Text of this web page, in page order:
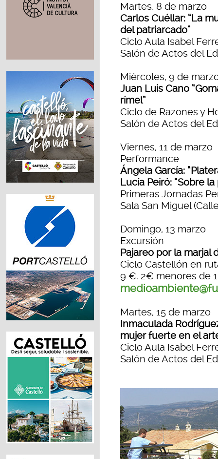
Martes, 8 de marzo
Carlos Cuéllar: “La
del patriarcado”
Ciclo Aula Isabel
Salón de Actos del
Miércoles, 9 de
Juan Luis Cano
rímel”
Ciclo de Razones y
Salón de Actos del
Viernes, 11 de marzo
Performance
Ángela García:
Lucía Peiró: “Sobre
Primeras Jornadas
Sala San Miguel
Domingo, 13 marzo
Excursión
Pajareo por la marjal
Ciclo Castellón en
9 €. 2€ menores de
Martes, 15 de marzo
Inmaculada
mujer fuerte en el
Ciclo Aula Isabel
Salón de Actos del